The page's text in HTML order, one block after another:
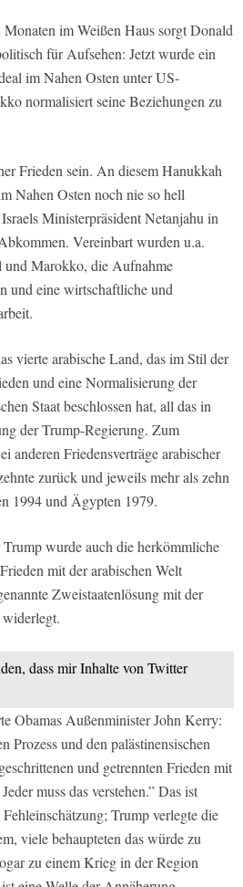
im Weißen Haus sorgt Donald
für Aufsehen: Jetzt wurde ein
im Nahen Osten unter US-
normalisiert seine Beziehungen zu
Frieden sein. An diesem Hanukkah
Nahen Osten noch nie so hell
Ministerpräsident Netanjahu in
Vereinbart wurden u.a.
Marokko, die Aufnahme
und eine wirtschaftliche und
vierte arabische Land, das im Stil der
und eine Normalisierung der
Staat beschlossen hat, all das in
der Trump-Regierung. Zum
anderen Friedensverträge arabischer
zurück und jeweils mehr als zehn
1994 und Ägypten 1979.
wurde auch die herkömmliche
mit der arabischen Welt
Zweistaatenlösung mit der
widerlegt.
dass mir Inhalte von Twitter
Obamas Außenminister John Kerry:
Prozess und den palästinensischen
und getrennten Frieden mit
muss das verstehen.” Das ist
Trump verlegte die
viele behaupteten das würde zu
zu einem Krieg in der Region